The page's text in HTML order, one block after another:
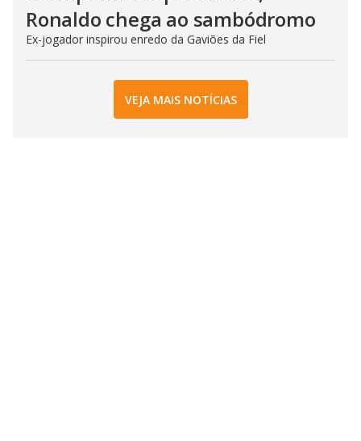
Ronaldo chega ao sambódromo
Ex-jogador inspirou enredo da Gaviões da Fiel
VEJA MAIS NOTÍCIAS